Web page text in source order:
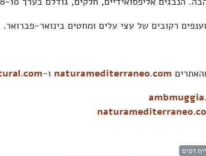
רקובים של עצי עלים ומחטים בינואר-פברואר.
naturamediterraneo.com ו-
דפים